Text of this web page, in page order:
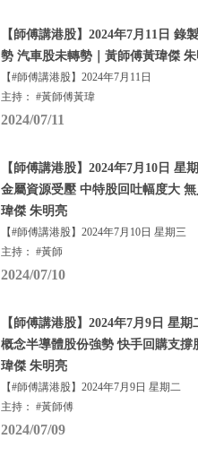
【師傅講港股】2024年7月11日
勢 汽車股未轉勢｜黃師傅黃瑋傑
【#師傅講港股】2024年7月11日
主持： #黃師傅黃瑋
2024/07/11
【師傅講港股】2024年7月10日 星
金屬資源受壓 中特股回吐幅度大
瑋傑 朱明亮
【#師傅講港股】2024年7月10日 星期三
主持： #黃師
2024/07/10
【師傅講港股】2024年7月9日 星
概念半導體股份強勢 快手回購支
瑋傑 朱明亮
【#師傅講港股】2024年7月9日 星期二
主持： #黃師傅
2024/07/09